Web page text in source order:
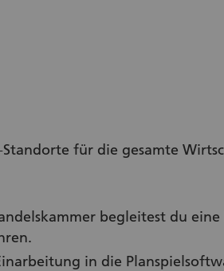
für die gesamte
begleitest du eine
in die